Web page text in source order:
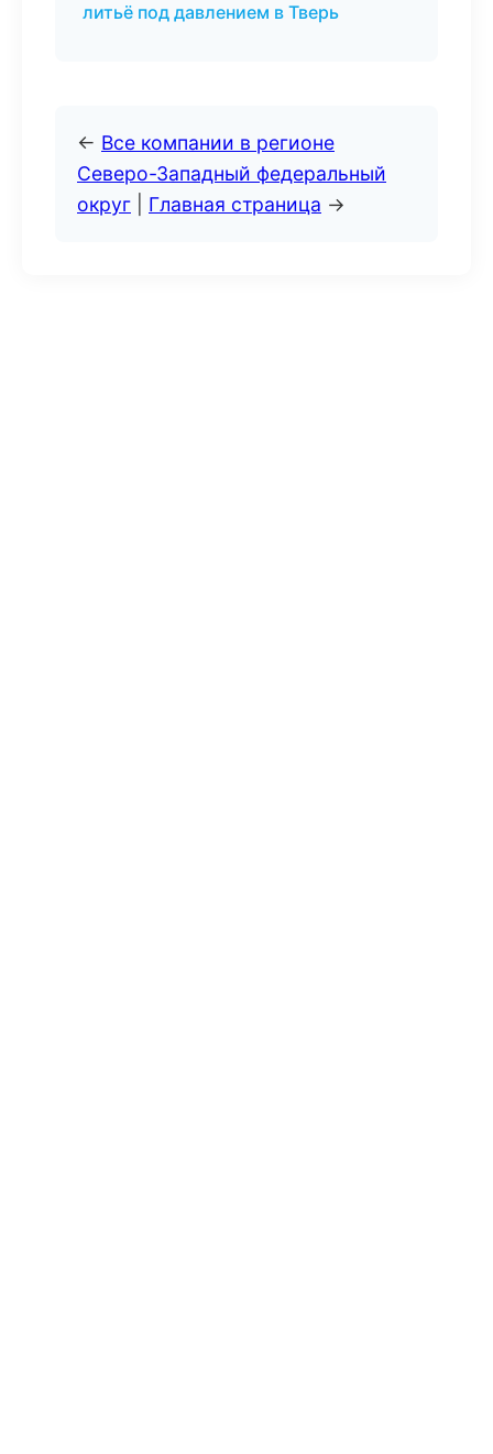
литьё под давлением в Тверь
← Все компании в регионе
Северо-Западный федеральный
округ
Главная страница →